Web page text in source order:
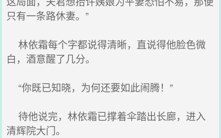
只有一条路休妻。”
林依霜每个字都说得清晰，直说得他脸色微
白，酒意醒了几分。
“你既已知晓，为何还要如此闹腾！”
待他说完，林依霜已撑着伞踏出长廊，进入
清辉院大门。